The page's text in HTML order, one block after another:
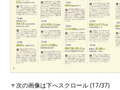
▼次の画像は下へスクロール (17/37)